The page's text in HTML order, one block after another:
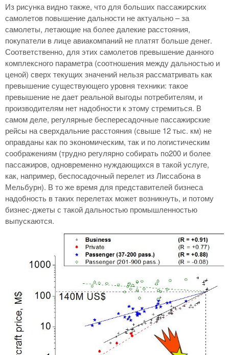
Из рисунка видно также, что для больших пассажирских
самолетов повышение дальности не актуально – за
самолеты, летающие на более далекие расстояния,
покупатели в лице авиакомпаний не платят больше денег.
Соответственно, для этих самолетов превышение данного
комплексного параметра (соотношения между дальностью и
ценой) сверх текущих значений нельзя рассматривать как
превышение существующего уровня техники: такое
превышение не дает реальной выгоды потребителям, и
производителям нет надобности к этому стремиться. В
самом деле, регулярные беспересадочные пассажирские
рейсы на сверхдальние расстояния (свыше 12 тыс. км) не
оправданы как по экономическим, так и по логистическим
соображениям (трудно регулярно собирать по200 и более
пассажиров, одновременно нуждающихся в такой услуге,
как, например, беспосадочный перелет из Лиссабона в
Мельбурн). В то же время для представителей бизнеса
надобность в таких перелетах может возникнуть, и потому
бизнес-джеты с такой дальностью промышленностью
выпускаются.